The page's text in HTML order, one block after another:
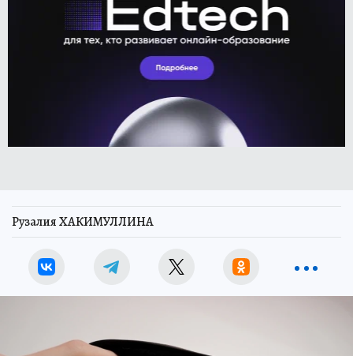
Рузалия ХАКИМУЛЛИНА